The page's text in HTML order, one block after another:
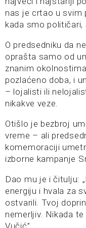
nas je crtao u svim
kada smo političari,
O predsedniku da
oprašta samo od
znanim
pozlaćeno doba, i
– lojalisti ili
nikakve veze.
Otišlo je bezbroj
vreme – ali
komemoraciji
izborne kampanje
Dao mu je i čitulju:
energiju i hvala za
ostvarili. Tvoj
nemerljiv. Nikada
Vučić”.